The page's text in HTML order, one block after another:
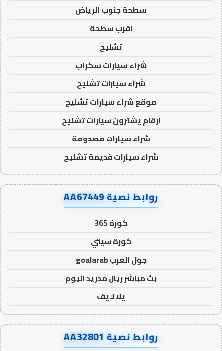
سطحة جنوب الرياض
اقرب سطحة
تشليح
شراء سيارات سكراب
شراء سيارات تشليح
موقع شراء سيارات تشليح
ارقام يشترون سيارات تشليح
شراء سيارات مصدومة
شراء سيارات قديمة تشليح
روابط نصية AA67449
كورة 365
كورة سيتي
جول العرب goalarab
بث مباشر ريال مدريد اليوم
يلا لايف
روابط نصية AA32801